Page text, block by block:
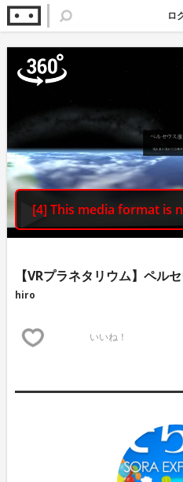
ロ
【VRプラネタリウム】ペル
hiro
いいね！